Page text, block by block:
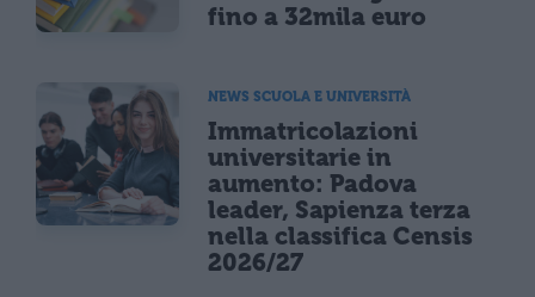
fino a 32mila euro
NEWS SCUOLA E UNIVERSITÀ
Immatricolazioni
universitarie in
aumento: Padova
leader, Sapienza terza
nella classifica Censis
2026/27